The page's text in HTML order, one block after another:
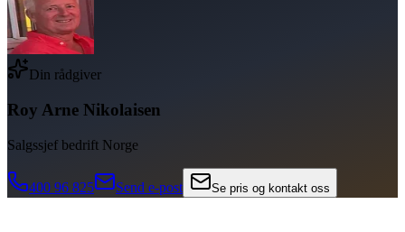
Din rådgiver
Roy Arne Nikolaisen
Salgssjef bedrift Norge
400 96 825 Send e-post Se pris og kontakt oss